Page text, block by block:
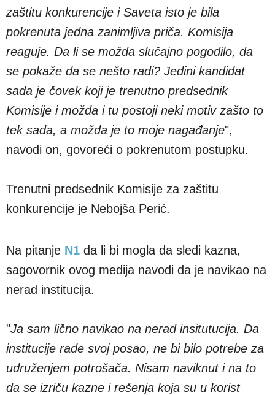
zaštitu konkurencije i Saveta isto je bila
pokrenuta jedna zanimljiva priča. Komisija
reaguje. Da li se možda slučajno pogodilo, da
se pokaže da se nešto radi? Jedini kandidat
sada je čovek koji je trenutno predsednik
Komisije i možda i tu postoji neki motiv zašto to
tek sada, a možda je to moje nagađanje",
navodi on, govoreći o pokrenutom postupku.
Trenutni predsednik Komisije za zaštitu
konkurencije je Nebojša Perić.
Na pitanje N1 da li bi mogla da sledi kazna,
sagovornik ovog medija navodi da je navikao na
nerad institucija.
"Ja sam lično navikao na nerad insitutucija. Da
institucije rade svoj posao, ne bi bilo potrebe za
udruženjem potrošača. Nisam naviknut i na to
da se izriču kazne i rešenja koja su u korist